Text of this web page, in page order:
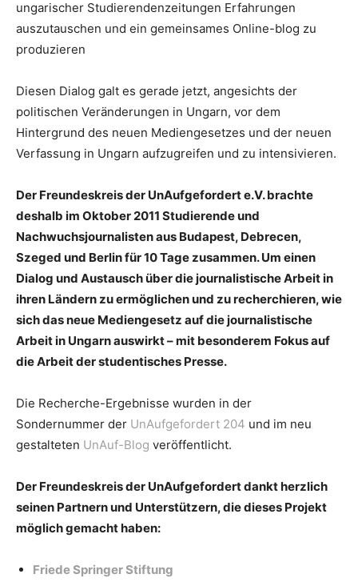
ungarischer Studierendenzeitungen Erfahrungen
auszutauschen und ein gemeinsames Online-blog zu
produzieren
Diesen Dialog galt es gerade jetzt, angesichts der
politischen Veränderungen in Ungarn, vor dem
Hintergrund des neuen Mediengesetzes und der neuen
Verfassung in Ungarn aufzugreifen und zu intensivieren.
Der Freundeskreis der UnAufgefordert e.V. brachte
deshalb im Oktober 2011 Studierende und
Nachwuchsjournalisten aus Budapest, Debrecen,
Szeged und Berlin für 10 Tage zusammen. Um einen
Dialog und Austausch über die journalistische Arbeit in
ihren Ländern zu ermöglichen und zu recherchieren, wie
sich das neue Mediengesetz auf die journalistische
Arbeit in Ungarn auswirkt – mit besonderem Fokus auf
die Arbeit der studentisches Presse.
Die Recherche-Ergebnisse wurden in der
Sondernummer der UnAufgefordert 204 und im neu
gestalteten UnAuf-Blog veröffentlicht.
Der Freundeskreis der UnAufgefordert dankt herzlich
seinen Partnern und Unterstützern, die dieses Projekt
möglich gemacht haben:
Friede Springer Stiftung